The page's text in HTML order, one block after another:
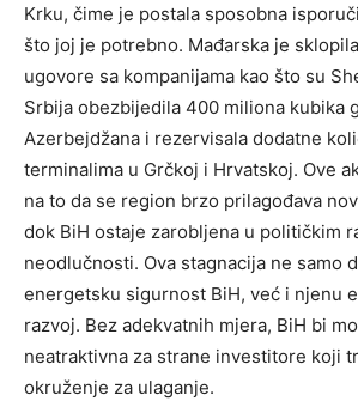
Krku, čime je postala sposobna
što joj je potrebno. Mađarska je
ugovore sa kompanijama kao što su
Srbija obezbijedila 400 miliona kubika
Azerbejdžana i rezervisala dodatne
terminalima u Grčkoj i Hrvatskoj. Ove
na to da se region brzo prilagođava
dok BiH ostaje zarobljena u političkim
neodlučnosti. Ova stagnacija ne samo
energetsku sigurnost BiH, već i njenu
razvoj. Bez adekvatnih mjera, BiH bi
neatraktivna za strane investitore koji
okruženje za ulaganje.